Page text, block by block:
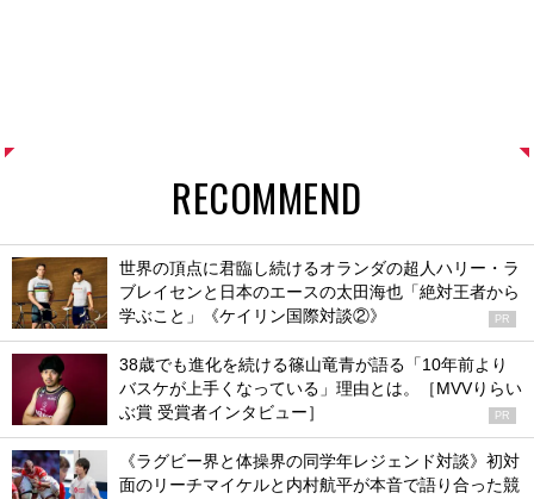
RECOMMEND
世界の頂点に君臨し続けるオランダの超人ハリー・ラ
ブレイセンと日本のエースの太田海也「絶対王者から
学ぶこと」《ケイリン国際対談②》
PR
38歳でも進化を続ける篠山竜青が語る「10年前より
バスケが上手くなっている」理由とは。［MVVりらい
ぶ賞 受賞者インタビュー］
PR
《ラグビー界と体操界の同学年レジェンド対談》初対
面のリーチマイケルと内村航平が本音で語り合った競